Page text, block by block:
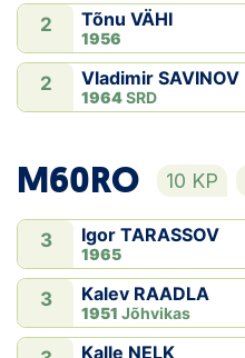
2 Tõnu VÄHI
1956
2 Vladimir SAVINOV
1964SRD
M60RO 10 KP
3 Igor TARASSOV
1965
3 Kalev RAADLA
1951 Jõhvikas
Kalle NELK